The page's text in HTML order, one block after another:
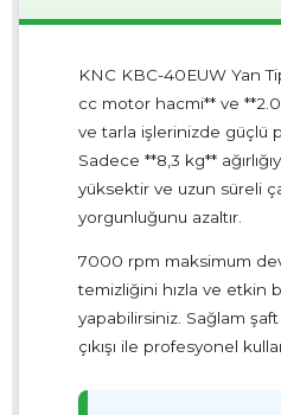
KNC KBC-40EUW Yan
cc motor hacmi** ve
ve tarla işlerinizde güçlü
Sadece **8,3 kg**
yüksektir ve uzun süreli
yorgunluğunu azaltır.
7000 rpm maksimum
temizliğini hızla ve etkin
yapabilirsiniz. Sağlam şaft
çıkışı ile profesyonel